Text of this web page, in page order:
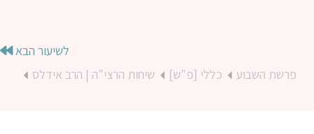
לשיעור הבא
פרשת השבוע
כללי [פ"ש] שיחות הרצי"ה | הרב אידלס